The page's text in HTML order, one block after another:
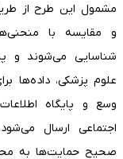
مشمول این طرح از
و مقایسه با
شناسایی می‌شوند و
علوم پزشکی، داده‌ها
وسع و پایگاه
اجتماعی ارسال
صحیح حمایت‌ها به